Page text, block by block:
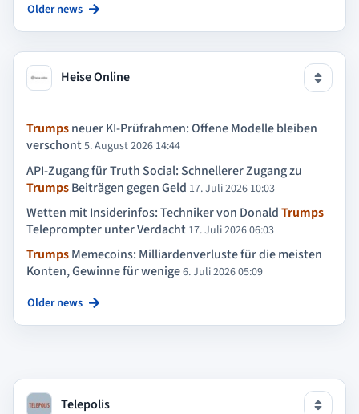
Older news
Heise Online
Trumpsneuer KI-Prüfrahmen: Offene Modelle bleiben
verschont5. August 2026 14:44
API-Zugang für Truth Social: Schnellerer Zugang zu
TrumpsBeiträgen gegen Geld 17. Juli 2026 10:03
Wetten mit Insiderinfos: Techniker von DonaldTrumps
Teleprompter unter Verdacht 17. Juli 2026 06:03
TrumpsMemecoins: Milliardenverluste für die meisten
Konten, Gewinne für wenige6. Juli 2026 05:09
Older news
Telepolis